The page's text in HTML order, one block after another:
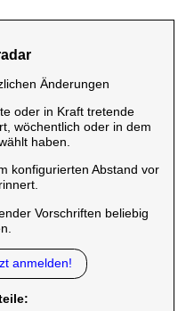
Änderungen
oder in Kraft tretende
wöchentlich oder in dem
haben.
konfigurierten Abstand vor
Vorschriften beliebig
anmelden!